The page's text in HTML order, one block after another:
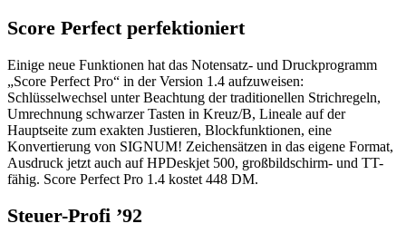
Score Perfect perfektioniert
Einige neue Funktionen hat das Notensatz- und Druckprogramm
„Score Perfect Pro“ in der Version 1.4 aufzuweisen:
Schlüsselwechsel unter Beachtung der traditionellen Strichregeln,
Umrechnung schwarzer Tasten in Kreuz/B, Lineale auf der
Hauptseite zum exakten Justieren, Blockfunktionen, eine
Konvertierung von SIGNUM! Zeichensätzen in das eigene Format,
Ausdruck jetzt auch auf HPDeskjet 500, großbildschirm- und TT-
fähig. Score Perfect Pro 1.4 kostet 448 DM.
Steuer-Profi ’92